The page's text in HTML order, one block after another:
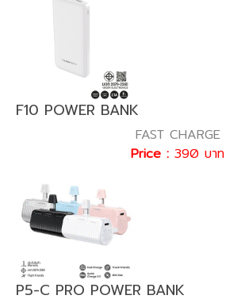
F10 POWER BANK
FAST CHARGE
Price : 390 บาท
P5-C PRO POWER BANK